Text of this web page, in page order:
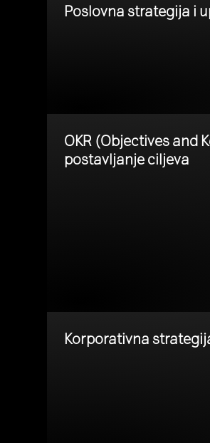
Poslovna strategija i
OKR (Objectives and
postavljanje ciljeva
Korporativna